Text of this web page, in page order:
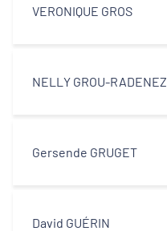
VERONIQUE GROS
NELLY GROU-RADENEZ
Gersende GRUGET
David GUÉRIN